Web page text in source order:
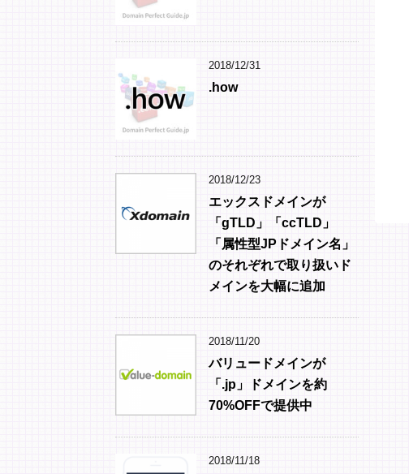
2018/12/31
.how
2018/12/23
エックスドメインが
「gTLD」「ccTLD」
「属性型JPドメイン名」
のそれぞれで取り扱いド
メインを大幅に追加
2018/11/20
バリュードメインが
「.jp」ドメインを約
70%OFFで提供中
2018/11/18